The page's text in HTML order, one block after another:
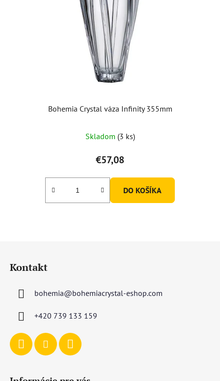
Bohemia Crystal váza Infinity 355mm
Skladom (3 ks)
€57,08
DO KOŠÍKA
Kontakt
bohemia@bohemiacrystal-eshop.com
+420 739 133 159